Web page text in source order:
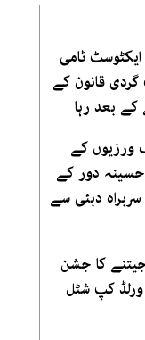
ایکٹوسٹ ٹامی
قانون کے
بعد رہا
ورزیوں کے
حسینہ دور کے
دبئی سے
کا جشن
ورلڈ کپ شٹل